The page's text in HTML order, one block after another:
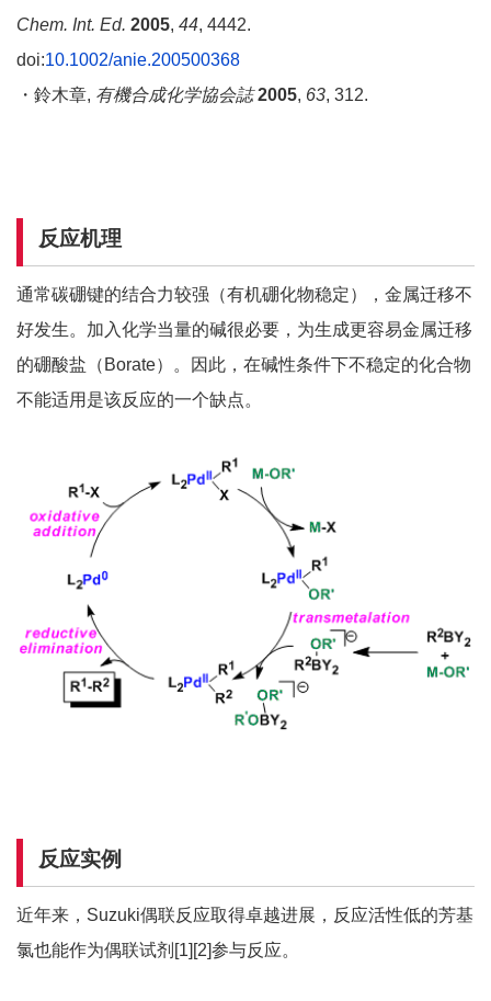
Chem. Int. Ed. 2005, 44, 4442.
doi:10.1002/anie.200500368
・鈴木章, 有機合成化学協会誌 2005, 63, 312.
反应机理
通常碳硼键的结合力较强（有机硼化物稳定），金属迁移不
好发生。加入化学当量的碱很必要，为生成更容易金属迁移
的硼酸盐（Borate）。因此，在碱性条件下不稳定的化合物
不能适用是该反应的一个缺点。
反应实例
近年来，Suzuki偶联反应取得卓越进展，反应活性低的芳基
氯也能作为偶联试剂[1][2]参与反应。